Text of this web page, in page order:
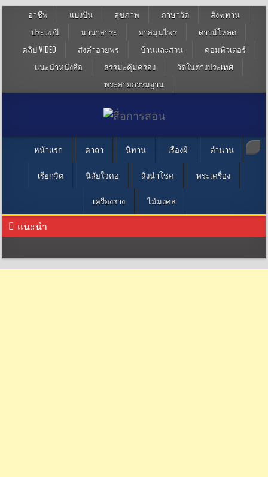
อาชีพ แบ่งปัน สุขภาพ ภาษาวัด
สังฆทาน
ประเพณี
นานาสาระ ยาสมุนไพร
ดาวน์โหลด
คลิป VIDEO
ส่งคำอวยพร บ้านและสวน
คอมพิวเตอร์
แนะนำหนังสือ
ธรรมะคุ้มครอง
วัดในต่างประเทศ
พระสายกรรมฐาน
หน้าแรก คาถา นิทาน เรื่องผี ตำนาน
เรียกจิต นิสัยใจคอ สิ่งนำโชค พระเครื่อง
เครื่องราง ไม้มงคล
แนะนำ